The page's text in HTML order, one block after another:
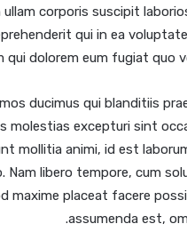
corporis suscipit
qui in ea
dolorem eum fugiat quo
ducimus qui blanditiis
molestias excepturi sint
mollitia animi, id est
libero tempore, cum
maxime placeat facere
assumenda est,